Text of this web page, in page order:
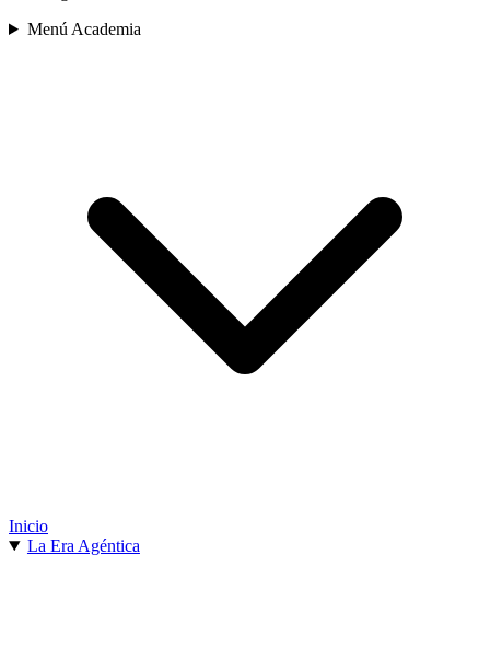
Menú Academia
Inicio
La Era Agéntica